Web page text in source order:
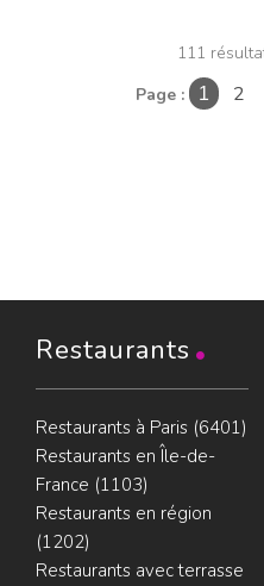
111
Page :
1 2
Restaurants
Restaurants à Paris (6401)
Restaurants en Île-de-
France (1103)
Restaurants en région
(1202)
Restaurants avec terrasse